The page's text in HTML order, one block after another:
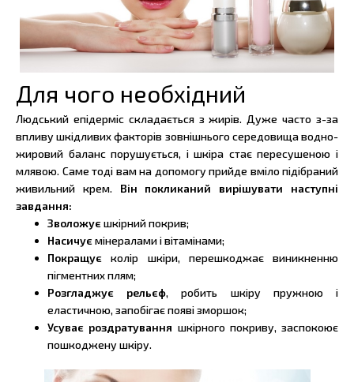
Для чого необхідний
Людський епідерміс складається з жирів. Дуже часто з-за
впливу шкідливих факторів зовнішнього середовища водно-
жировий баланс порушується, і шкіра стає пересушеною і
млявою. Саме тоді вам на допомогу прийде вміло підібраний
живильний крем. Він покликаний вирішувати наступні
завдання:
Зволожує шкірний покрив;
Насичує мінералами і вітамінами;
Покращує колір шкіри, перешкоджає виникненню
пігментних плям;
Розгладжує рельєф, робить шкіру пружною і
еластичною, запобігає появі зморшок;
Усуває роздратування шкірного покриву, заспокоює
пошкоджену шкіру.